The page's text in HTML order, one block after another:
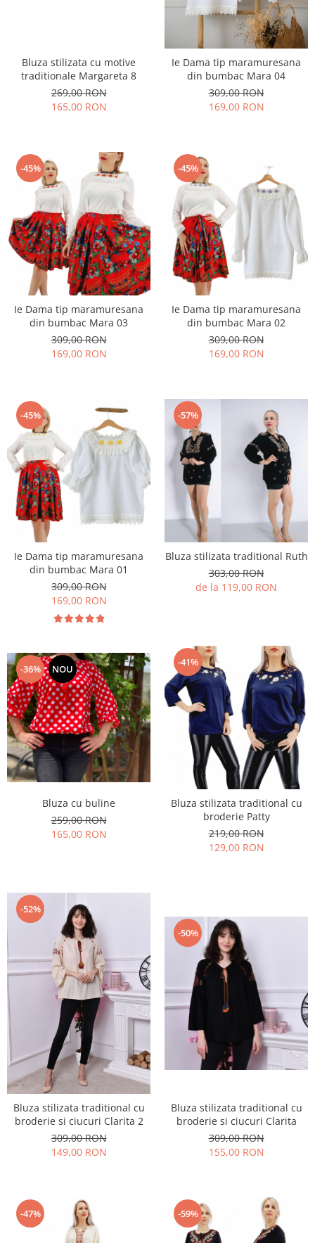
Bluza stilizata cu motive
traditionale Margareta 8
269,00 RON
165,00 RON
Ie Dama tip maramuresana
din bumbac Mara 04
309,00 RON
169,00 RON
-45%
Ie Dama tip maramuresana
din bumbac Mara 03
309,00 RON
169,00 RON
-45%
Ie Dama tip maramuresana
din bumbac Mara 02
309,00 RON
169,00 RON
-45%
Ie Dama tip maramuresana
din bumbac Mara 01
309,00 RON
169,00 RON
-57%
Bluza stilizata traditional Ruth
303,00 RON
de la 119,00 RON
-36% NOU
Bluza cu buline
259,00 RON
165,00 RON
-41%
Bluza stilizata traditional cu
broderie Patty
219,00 RON
129,00 RON
-52%
Bluza stilizata traditional cu
broderie si ciucuri Clarita 2
309,00 RON
149,00 RON
-50%
Bluza stilizata traditional cu
broderie si ciucuri Clarita
309,00 RON
155,00 RON
-47% -59%